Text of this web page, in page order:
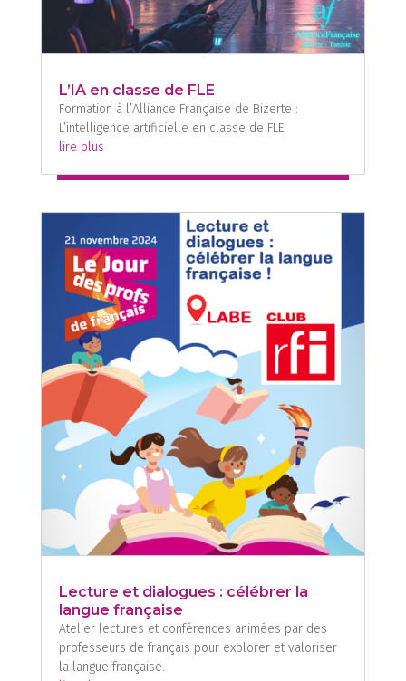
L’IA en classe de FLE
Formation à l’Alliance Française de Bizerte :
L’intelligence artificielle en classe de FLE
lire plus
Lecture et dialogues : célébrer la
langue française
Atelier lectures et conférences animées par des
professeurs de français pour explorer et valoriser
la langue française.